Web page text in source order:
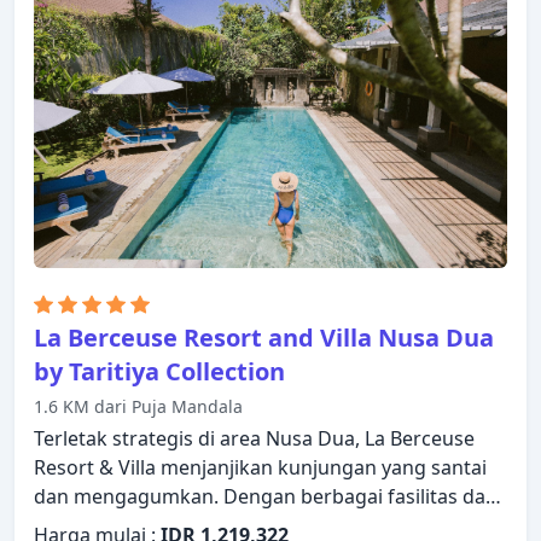
bak mandi whirlpool dapat ditemukan di beberapa
kamar. Beristirahatlah setelah seharian beraktivitas
dan nikmati hot tub, pantai pribadi, pusat
kebugaran, lapangan golf di area properti,
lapangan golf (sekitar 3 km). Suasana yang ramah
dan pelayanan yang istimewa bisa Anda harapkan
selama menginap di Amarterra Villas Bali Nusa Dua
– MGallery Collecti.
La Berceuse Resort and Villa Nusa Dua
by Taritiya Collection
1.6 KM dari Puja Mandala
Terletak strategis di area Nusa Dua, La Berceuse
Resort & Villa menjanjikan kunjungan yang santai
dan mengagumkan. Dengan berbagai fasilitas dan
layanan, properti ini menyediakan semua yang
Harga mulai : IDR 1,219,322